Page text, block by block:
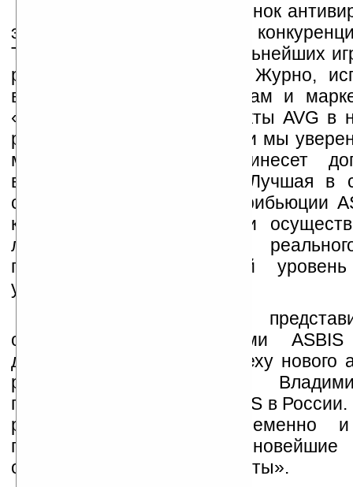
«Сегодня глобальный рынок
это рынок с высокой
Technologies — один из сильнейших
рынке», — заявил Лоран Журно,
вице-президент по продажам и
«Мы рады добавить продукты AVG в
решений по безопасности, и мы
мастер-дистрибьютора принесет
выгоду нашим клиентам. Лучшая в
система электронной дистрибьюции
клиентам сделать заказ и
лицензий в режиме
предоставляя высочайший
уменьшая расходы»
«Сочетание функций
опытом и возможностями
дистрибуции — ключ к успеху нового
решения», — считает
генеральный директор ASBIS в
работы позволит своевременно и
представлять рынку все новейшие
области антивирусной защиты».